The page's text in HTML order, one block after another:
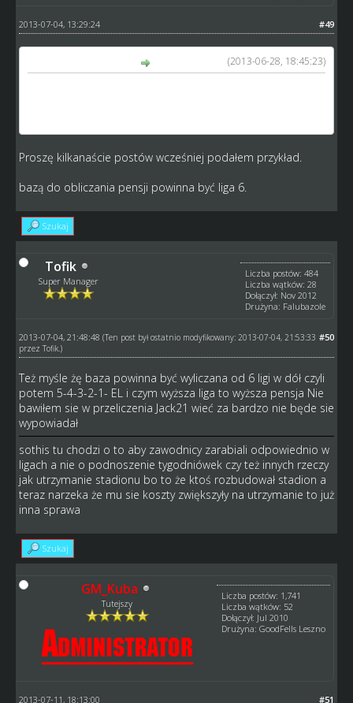
#49
2013-07-04, 13:29:24
(2013-06-28, 18:45:23)
Proszę kilkanaście postów wcześniej podałem przykład.
bazą do obliczania pensji powinna być liga 6.
Szukaj
Tofik
Super Manager
Liczba postów: 484
Liczba wątków: 28
Dołączył: Nov 2012
Drużyna: Falubazole
#50
2013-07-04, 21:48:48 (Ten post był ostatnio modyfikowany: 2013-07-04, 21:53:33
przez Tofik.)
Też myśle żę baza powinna być wyliczana od 6 ligi w dół czyli
potem 5-4-3-2-1- EL i czym wyższa liga to wyższa pensja Nie
bawiłem sie w przeliczenia Jack21 wieć za bardzo nie będe sie
wypowiadał
sothis tu chodzi o to aby zawodnicy zarabiali odpowiednio w
ligach a nie o podnoszenie tygodniówek czy też innych rzeczy
jak utrzymanie stadionu bo to że ktoś rozbudował stadion a
teraz narzeka że mu sie koszty zwiększyły na utrzymanie to już
inna sprawa
Szukaj
GM_Kuba
Tutejszy
Liczba postów: 1,741
Liczba wątków: 52
Dołączył: Jul 2010
Drużyna: GoodFells Leszno
#51
2013-07-11, 18:13:00